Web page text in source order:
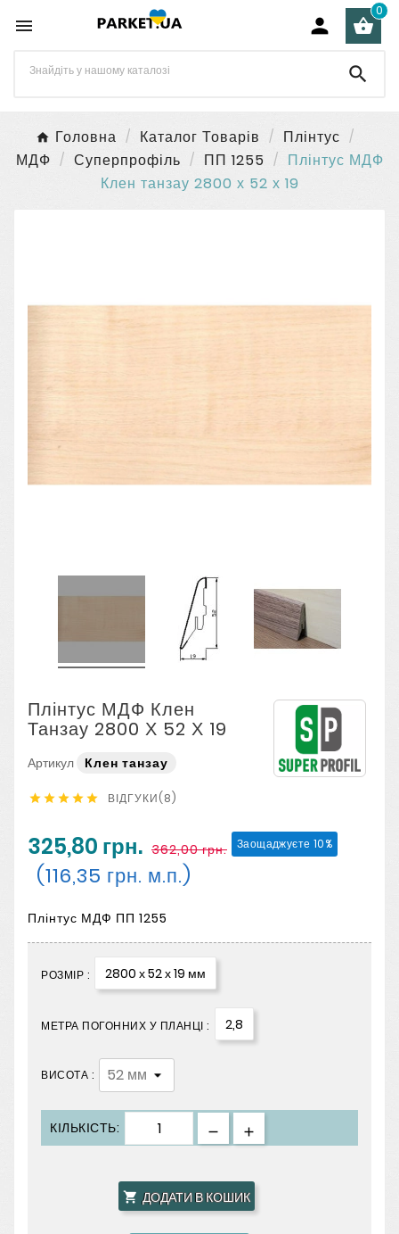
  
0

Головна Каталог Товарів
Плінтус
МДФ
Суперпрофіль ПП 1255
Плінтус МДФ
Клен танзау 2800 х 52 х 19
Плінтус МДФ Клен
Танзау 2800 Х 52 Х 19
Артикул Клен танзау
     ВІДГУКИ(8)
325,80 грн. 362,00 грн. Заощаджуєте 10%
(116,35 грн. м.п.)
Плінтус МДФ ПП 1255
РОЗМІР : 2800 х 52 х 19 мм
МЕТРА ПОГОННИХ У ПЛАНЦІ : 2,8
ВИСОТА :
КІЛЬКІСТЬ:
 ДОДАТИ В КОШИК